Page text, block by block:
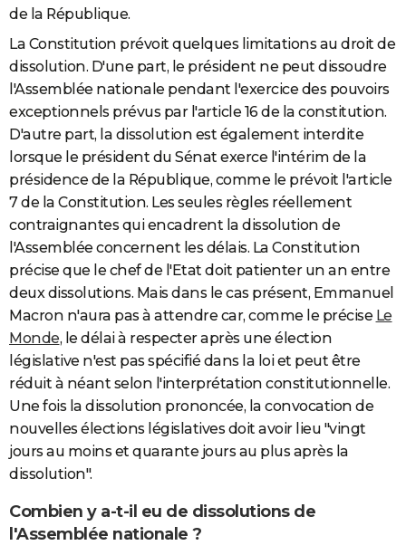
de la République.
La Constitution prévoit quelques limitations au droit de
dissolution. D'une part, le président ne peut dissoudre
l'Assemblée nationale pendant l'exercice des pouvoirs
exceptionnels prévus par l'article 16 de la constitution.
D'autre part, la dissolution est également interdite
lorsque le président du Sénat exerce l'intérim de la
présidence de la République, comme le prévoit l'article
7 de la Constitution. Les seules règles réellement
contraignantes qui encadrent la dissolution de
l'Assemblée concernent les délais. La Constitution
précise que le chef de l'Etat doit patienter un an entre
deux dissolutions. Mais dans le cas présent, Emmanuel
Macron n'aura pas à attendre car, comme le précise Le
Monde, le délai à respecter après une élection
législative n'est pas spécifié dans la loi et peut être
réduit à néant selon l'interprétation constitutionnelle.
Une fois la dissolution prononcée, la convocation de
nouvelles élections législatives doit avoir lieu "vingt
jours au moins et quarante jours au plus après la
dissolution".
Combien y a-t-il eu de dissolutions de
l'Assemblée nationale ?